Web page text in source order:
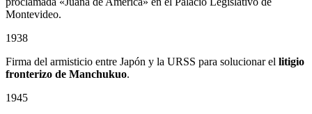
Montevideo.
1938
Firma del armisticio entre Japón y la URSS para solucionar el litigio
fronterizo de Manchukuo.
1945